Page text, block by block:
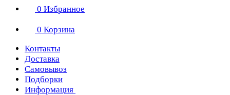
0 Избранное
0 Корзина
Контакты
Доставка
Самовывоз
Подборки
Информация